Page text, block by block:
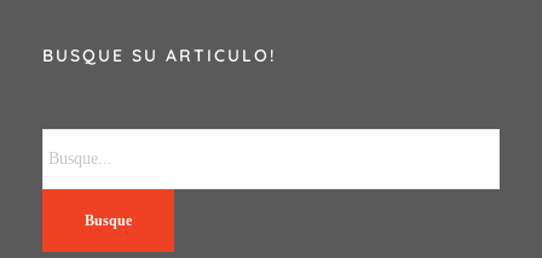
BUSQUE SU ARTICULO!
Busque